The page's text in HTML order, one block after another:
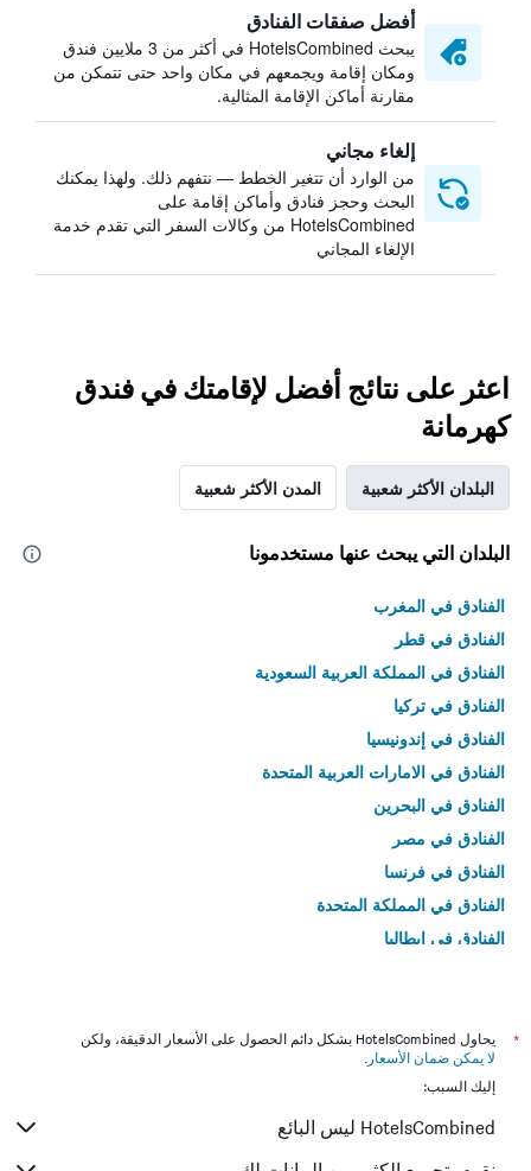
أفضل صفقات الفنادق
يبحث HotelsCombined في أكثر من 3 ملايين فندق
ومكان إقامة ويجمعهم في مكان واحد حتى تتمكن من
مقارنة أماكن الإقامة المثالية.
إلغاء مجاني
من الوارد أن تتغير الخطط — نتفهم ذلك. ولهذا يمكنك
البحث وحجز فنادق وأماكن إقامة على
HotelsCombined من وكالات السفر التي تقدم خدمة
الإلغاء المجاني
اعثر على نتائج أفضل لإقامتك في فندق
كهرمانة
البلدان الأكثر شعبية المدن الأكثر شعبية
البلدان التي يبحث عنها مستخدمونا
الفنادق في المغرب
الفنادق في قطر
الفنادق في المملكة العربية السعودية
الفنادق في تركيا
الفنادق في إندونيسيا
الفنادق في الامارات العربية المتحدة
الفنادق في البحرين
الفنادق في مصر
الفنادق في فرنسا
الفنادق في المملكة المتحدة
الفنادق في إيطاليا
*
يحاول HotelsCombined بشكل دائم الحصول على الأسعار الدقيقة، ولكن
لا يمكن ضمان الأسعار .
إليك السبب:
HotelsCombined ليس البائع